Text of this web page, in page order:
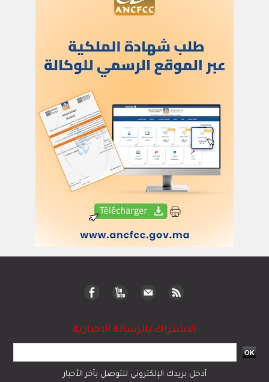
الاشتراك بالرسالة الاخبارية
أدخل بريدك الإلكتروني للتوصل بآخر الأخبار